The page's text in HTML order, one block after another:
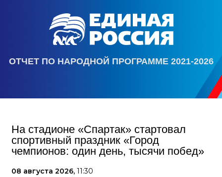
ОТЧЕТ ПО НАРОДНОЙ ПРОГРАММЕ 2021-2026
На стадионе «Спартак» стартовал
спортивный праздник «Город
чемпионов: один день, тысячи побед»
08 августа 2026, 11:30